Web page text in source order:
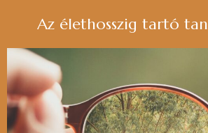
Az élethosszig tartó